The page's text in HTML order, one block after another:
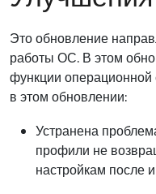
Это обновление
работы ОС. В этом
функции
в этом обновлении:
Устранена
профили не
настройкам после